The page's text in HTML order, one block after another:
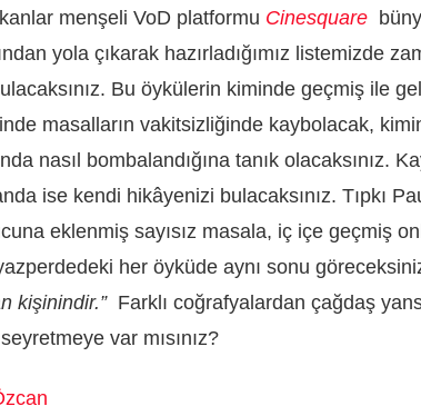
menşeli VoD platformu Cinesquare
yola çıkarak hazırladığımız listemizde
Bu öykülerin kiminde geçmiş ile
masalların vakitsizliğinde kaybolacak,
nasıl bombalandığına tanık olacaksınız.
ise kendi hikâyenizi bulacaksınız. Tıpkı
eklenmiş sayısız masala, iç içe geçmiş
her öyküde aynı sonu
kişinindir.” Farklı coğrafyalardan çağdaş
seyretmeye var mısınız?